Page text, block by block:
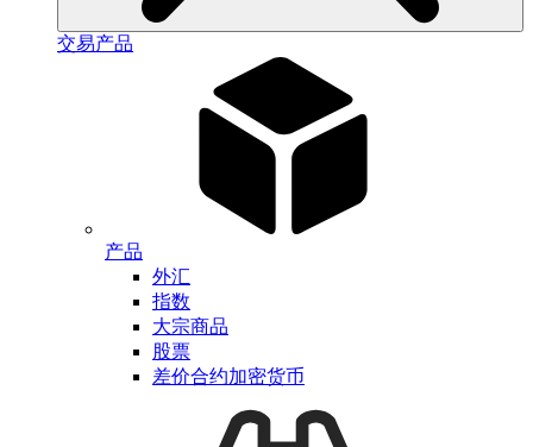
交易产品
产品
外汇
指数
大宗商品
股票
差价合约加密货币